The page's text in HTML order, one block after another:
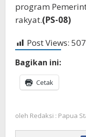
program
rakyat.(PS-08)
Post Views: 507
Bagikan ini:
Cetak
oleh Redaksi : Papua